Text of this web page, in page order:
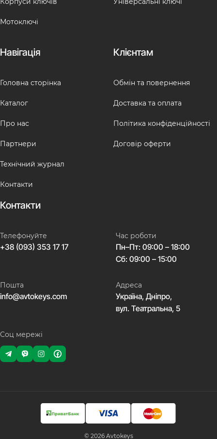
Мотоключі
Навігація
Головна сторінка
Каталог
Про нас
Партнери
Технічний журнал
Контакти
Клієнтам
Обмін та повернення
Доставка та оплата
Політика конфіденційності
Договір оферти
Контакти
Телефонуйте
+38 (093) 353 17 17
Час роботи
Пн–Пт: 09:00 – 18:00
Сб: 09:00 – 15:00
Пошта
info@avtokeys.com
Адреса
Україна, Дніпро,
вул. Театральна, 5
Соц мережі
© 2026 Avtokeys